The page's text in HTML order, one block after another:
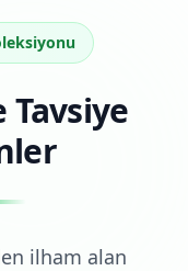
Tavsiye
ilham alan